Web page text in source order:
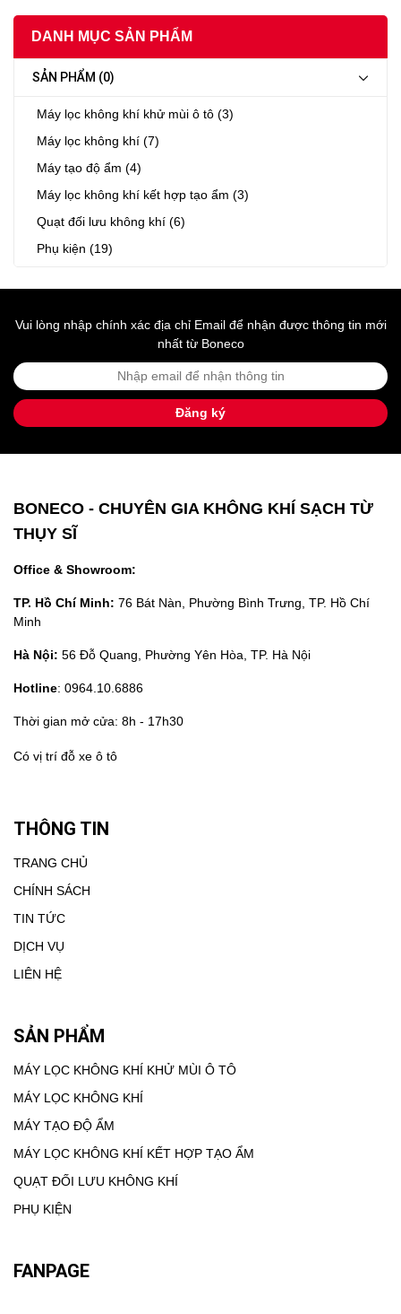
DANH MỤC SẢN PHẨM
SẢN PHẨM (0)
Máy lọc không khí khử mùi ô tô (3)
Máy lọc không khí (7)
Máy tạo độ ẩm (4)
Máy lọc không khí kết hợp tạo ẩm (3)
Quạt đối lưu không khí (6)
Phụ kiện (19)
Vui lòng nhập chính xác địa chỉ Email để nhận được thông tin mới
nhất từ Boneco
Đăng ký
BONECO - CHUYÊN GIA KHÔNG KHÍ SẠCH TỪ
THỤY SĨ
Office & Showroom:
TP. Hồ Chí Minh: 76 Bát Nàn, Phường Bình Trưng, TP. Hồ Chí
Minh
Hà Nội: 56 Đỗ Quang, Phường Yên Hòa, TP. Hà Nội
Hotline: 0964.10.6886
Thời gian mở cửa: 8h - 17h30
Có vị trí đỗ xe ô tô
THÔNG TIN
TRANG CHỦ
CHÍNH SÁCH
TIN TỨC
DỊCH VỤ
LIÊN HỆ
SẢN PHẨM
MÁY LỌC KHÔNG KHÍ KHỬ MÙI Ô TÔ
MÁY LỌC KHÔNG KHÍ
MÁY TẠO ĐỘ ẨM
MÁY LỌC KHÔNG KHÍ KẾT HỢP TẠO ẨM
QUẠT ĐỐI LƯU KHÔNG KHÍ
PHỤ KIỆN
FANPAGE